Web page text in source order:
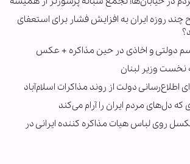
چند روزه ایران به افزایش فشار برای استعفای
دولتی و اخاذی در حین مذاکره + عکس
نخست وزیر لبنان
اطلاع‌رسانی دولت از روند مذاکرات اسلام‌آباد
که دل‌های مردم ایران را آرام می‌کند
روی لباس هیات مذاکره کننده ایرانی در